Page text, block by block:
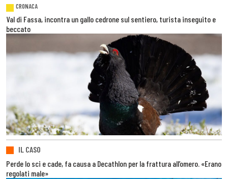
CRONACA
Val di Fassa, incontra un gallo cedrone sul sentiero, turista inseguito e
beccato
IL CASO
Perde lo sci e cade, fa causa a Decathlon per la frattura all’omero. «Erano
regolati male»